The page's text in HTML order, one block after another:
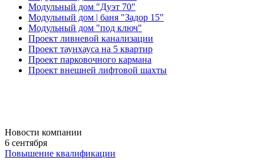
Модульный дом "Дуэт 70"
Модульный дом | баня "Задор 15"
Модульный дом "под ключ"
Проект ливневой канализации
Проект таунхауса на 5 квартир
Проект парковочного кармана
Проект внешней лифтовой шахты
Новости компании
6 сентября
Повышение квалификации